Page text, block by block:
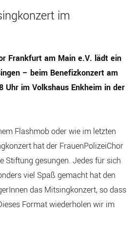
im
Frankfurt am Main e.V. lädt ein
– beim Benefizkonzert am
Uhr im Volkshaus Enkheim in der
Flashmob oder wie im letzten
hat der FrauenPolizeiChor
Stiftung gesungen. Jedes für sich
viel Spaß gemacht hat den
das Mitsingkonzert, so dass
Format wiederholen wir im